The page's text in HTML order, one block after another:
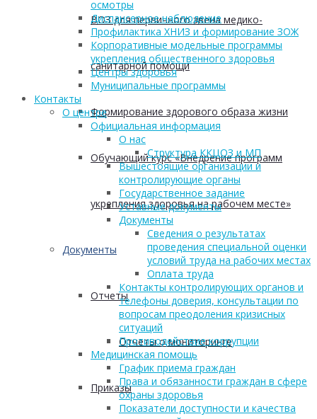
ВОЗ для первичного звена медико-
санитарной помощи
Формирование здорового образа жизни
Обучающий курс «Внедрение программ
укрепления здоровья на рабочем месте»
Документы
Отчеты
Отчеты о мониторинге
Приказы
осмотры
Диспансерное наблюдение
Профилактика ХНИЗ и формирование ЗОЖ
Корпоративные модельные программы
укрепления общественного здоровья
Центры здоровья
Муниципальные программы
Контакты
О центре
Официальная информация
О нас
Структура ККЦОЗ и МП
Вышестоящие организации и
контролирующие органы
Государственное задание
Уставные документы
Документы
Сведения о результатах
проведения специальной оценки
условий труда на рабочих местах
Оплата труда
Контакты контролирующих органов и
телефоны доверия, консультации по
вопросам преодоления кризисных
ситуаций
Противодействие коррупции
Медицинская помощь
График приема граждан
Права и обязанности граждан в сфере
охраны здоровья
Показатели доступности и качества